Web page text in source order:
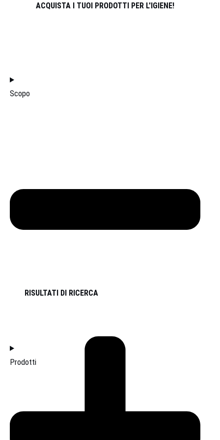
ACQUISTA I TUOI PRODOTTI PER L'IGIENE!
Scopo
RISULTATI DI RICERCA
Prodotti